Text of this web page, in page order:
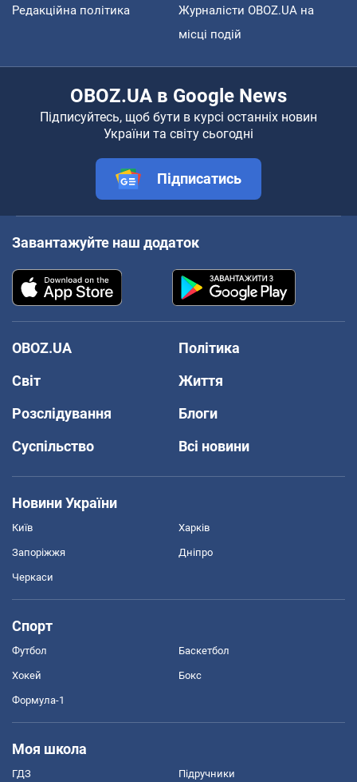
Редакційна політика
Журналісти OBOZ.UA на
місці подій
OBOZ.UA в Google News
Підписуйтесь, щоб бути в курсі останніх новин
України та світу сьогодні
Підписатись
Завантажуйте наш додаток
OBOZ.UA
Політика
Світ
Життя
Розслідування
Блоги
Суспільство
Всі новини
Новини України
Київ Харків
Запоріжжя Дніпро
Черкаси
Спорт
Футбол Баскетбол
Хокей Бокс
Формула-1
Моя школа
ГДЗ Підручники